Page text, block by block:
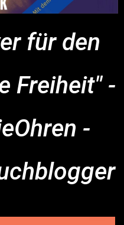
für den
Freiheit" -
-